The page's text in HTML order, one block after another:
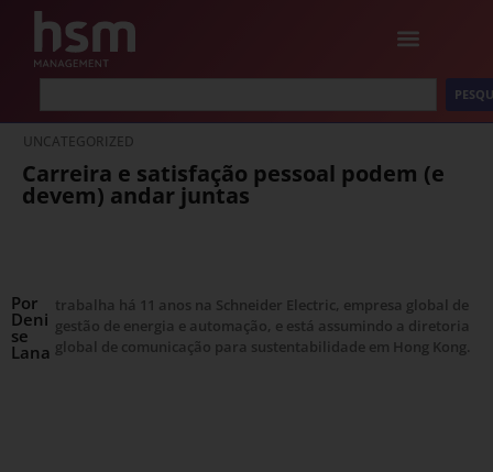
UNCATEGORIZED
Carreira e satisfação pessoal podem (e
devem) andar juntas
Por
Deni
se
Lana
trabalha há 11 anos na Schneider Electric, empresa global de
gestão de energia e automação, e está assumindo a diretoria
global de comunicação para sustentabilidade em Hong Kong.